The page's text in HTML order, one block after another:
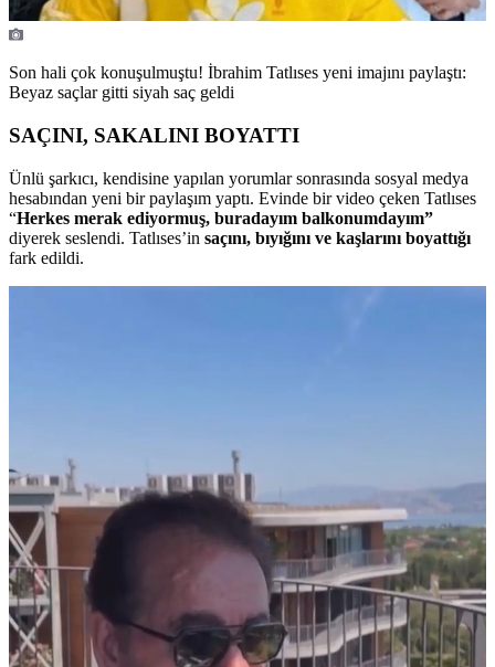
Son hali çok konuşulmuştu! İbrahim Tatlıses yeni imajını paylaştı:
Beyaz saçlar gitti siyah saç geldi
SAÇINI, SAKALINI BOYATTI
Ünlü şarkıcı, kendisine yapılan yorumlar sonrasında sosyal medya
hesabından yeni bir paylaşım yaptı. Evinde bir video çeken Tatlıses
“Herkes merak ediyormuş, buradayım balkonumdayım”
diyerek seslendi. Tatlıses’in saçını, bıyığını ve kaşlarını boyattığı
fark edildi.